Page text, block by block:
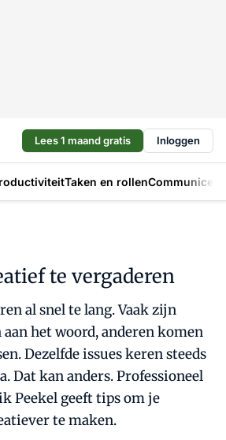
Lees 1 maand gratis Inloggen
Taken en rollen
te vergaderen
al snel te lang. Vaak zijn
aan het woord, anderen komen
Dezelfde issues keren steeds
Dat kan anders. Professioneel
Peekel geeft tips om je
te maken.